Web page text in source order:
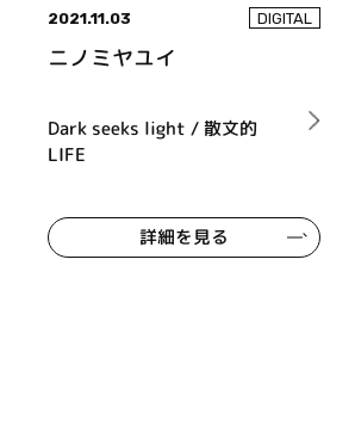
2021.11.03 DIGITAL
ニノミヤユイ
Dark seeks light / 散文的
LIFE
詳細を見る